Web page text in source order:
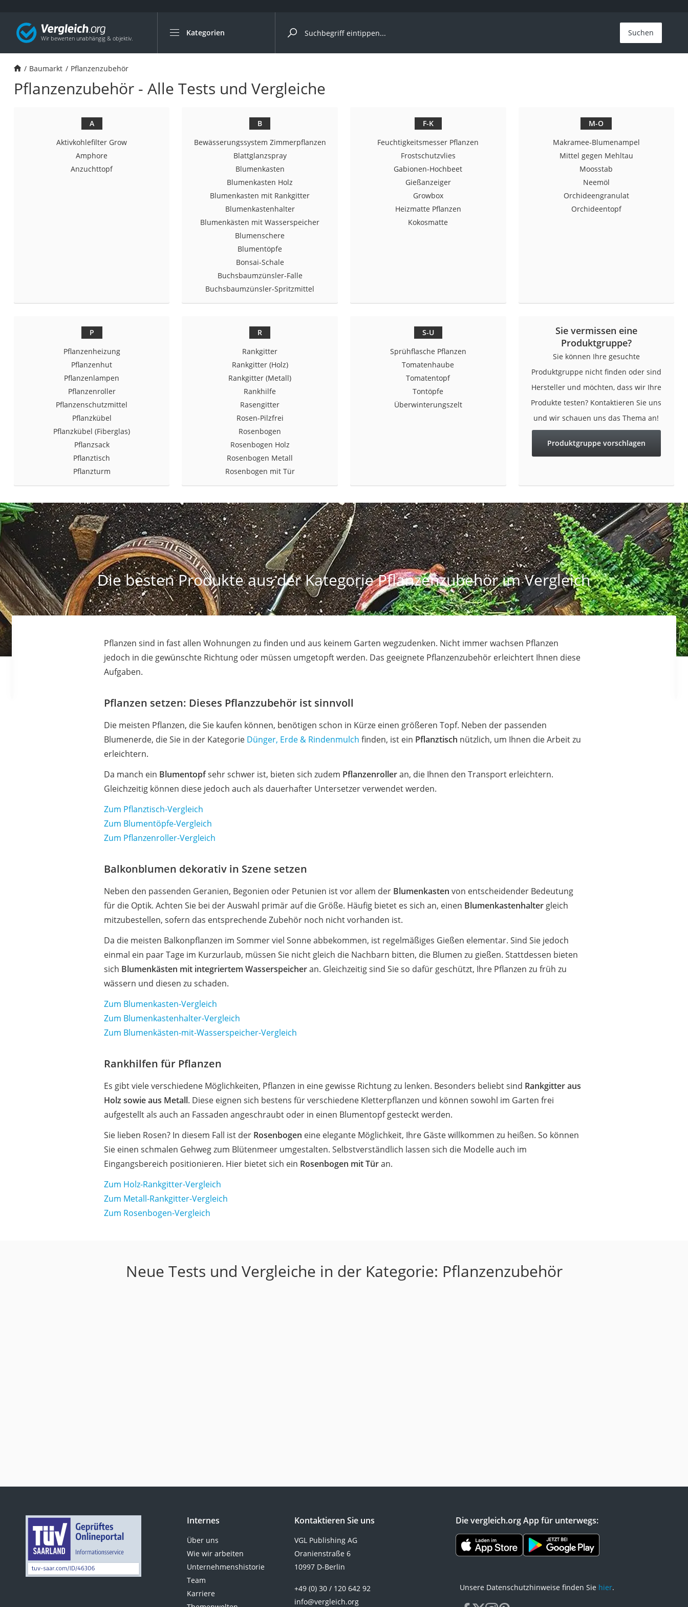
Kategorien
Die beliebtesten Vergleiche nach Kategorie
Baumarkt
Makita-Akku-Rasenmäher
Akku-Rasentrimmer
Feuchtigkeitsmessgerät
Split-Klimaanlage 2 Innengeräte
Tiefbrunnenpumpe
Überwachungskamera
Winterharte Palmen
Gasdurchlauferhitzer
Suchen
Baumarkt Pflanzenzubehör
Pflanzenzubehör - Alle Tests und Vergleiche
A
Aktivkohlefilter Grow
Amphore
Anzuchttopf
B
Bewässerungssystem Zimmerpflanzen
Blattglanzspray
Blumenkasten
Blumenkasten Holz
Blumenkasten mit Rankgitter
Blumenkastenhalter
Blumenkästen mit Wasserspeicher
Blumenschere
Blumentöpfe
Bonsai-Schale
Buchsbaumzünsler-Falle
Buchsbaumzünsler-Spritzmittel
F-K
Feuchtigkeitsmesser Pflanzen
Frostschutzvlies
Gabionen-Hochbeet
Gießanzeiger
Growbox
Heizmatte Pflanzen
Kokosmatte
M-O
Makramee-Blumenampel
Mittel gegen Mehltau
Moosstab
Neemöl
Orchideengranulat
Orchideentopf
P
Pflanzenheizung
Pflanzenhut
Pflanzenlampen
Pflanzenroller
Pflanzenschutzmittel
Pflanzkübel
Pflanzkübel (Fiberglas)
Pflanzsack
Pflanztisch
Pflanzturm
R
Rankgitter
Rankgitter (Holz)
Rankgitter (Metall)
Rankhilfe
Rasengitter
Rosen-Pilzfrei
Rosenbogen
Rosenbogen Holz
Rosenbogen Metall
Rosenbogen mit Tür
S-U
Sprühflasche Pflanzen
Tomatenhaube
Tomatentopf
Tontöpfe
Überwinterungszelt
Sie vermissen eine
Produktgruppe?
Sie können Ihre gesuchte
Produktgruppe nicht finden oder sind
Hersteller und möchten, dass wir Ihre
Produkte testen? Kontaktieren Sie uns
und wir schauen uns das Thema an!
Produktgruppe vorschlagen
Die besten Produkte aus der Kategorie Pflanzenzubehör im Vergleich
Pflanzen sind in fast allen Wohnungen zu finden und aus keinem Garten wegzudenken. Nicht immer wachsen Pflanzen
jedoch in die gewünschte Richtung oder müssen umgetopft werden. Das geeignete Pflanzenzubehör erleichtert Ihnen diese
Aufgaben.
Pflanzen setzen: Dieses Pflanzzubehör ist sinnvoll
Die meisten Pflanzen, die Sie kaufen können, benötigen schon in Kürze einen größeren Topf. Neben der passenden
Blumenerde, die Sie in der Kategorie Dünger, Erde & Rindenmulch finden, ist ein Pflanztisch nützlich, um Ihnen die Arbeit zu
erleichtern.
Da manch ein Blumentopfsehr schwer ist, bieten sich zudem Pflanzenrolleran, die Ihnen den Transport erleichtern.
Gleichzeitig können diese jedoch auch als dauerhafter Untersetzer verwendet werden.
Zum Pflanztisch-Vergleich
Zum Blumentöpfe-Vergleich
Zum Pflanzenroller-Vergleich
Balkonblumen dekorativ in Szene setzen
Neben den passenden Geranien, Begonien oder Petunien ist vor allem der Blumenkasten von entscheidender Bedeutung
für die Optik. Achten Sie bei der Auswahl primär auf die Größe. Häufig bietet es sich an, einen Blumenkastenhalter gleich
mitzubestellen, sofern das entsprechende Zubehör noch nicht vorhanden ist.
Da die meisten Balkonpflanzen im Sommer viel Sonne abbekommen, ist regelmäßiges Gießen elementar. Sind Sie jedoch
einmal ein paar Tage im Kurzurlaub, müssen Sie nicht gleich die Nachbarn bitten, die Blumen zu gießen. Stattdessen bieten
sich Blumenkästen mit integriertem Wasserspeicheran. Gleichzeitig sind Sie so dafür geschützt, Ihre Pflanzen zu früh zu
wässern und diesen zu schaden.
Zum Blumenkasten-Vergleich
Zum Blumenkastenhalter-Vergleich
Zum Blumenkästen-mit-Wasserspeicher-Vergleich
Rankhilfen für Pflanzen
Es gibt viele verschiedene Möglichkeiten, Pflanzen in eine gewisse Richtung zu lenken. Besonders beliebt sind Rankgitter aus
Holz sowie aus Metall. Diese eignen sich bestens für verschiedene Kletterpflanzen und können sowohl im Garten frei
aufgestellt als auch an Fassaden angeschraubt oder in einen Blumentopf gesteckt werden.
Sie lieben Rosen? In diesem Fall ist der Rosenbogen eine elegante Möglichkeit, Ihre Gäste willkommen zu heißen. So können
Sie einen schmalen Gehweg zum Blütenmeer umgestalten. Selbstverständlich lassen sich die Modelle auch im
Eingangsbereich positionieren. Hier bietet sich ein Rosenbogen mit Türan.
Zum Holz-Rankgitter-Vergleich
Zum Metall-Rankgitter-Vergleich
Zum Rosenbogen-Vergleich
Neue Tests und Vergleiche in der Kategorie: Pflanzenzubehör
Internes
Über uns
Wie wir arbeiten
Unternehmenshistorie
Team
Karriere
Kontaktieren Sie uns
VGL Publishing AG
Oranienstraße 6
10997 D-Berlin
+49 (0) 30 / 120 642 92
info@vergleich.org
Die vergleich.org App für unterwegs:
Unsere Datenschutzhinweise finden Sie hier.